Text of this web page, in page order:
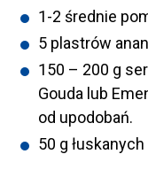
1-2 średnie
5 plastrów
150 – 200 g
Gouda lub
od upodobań.
50 g